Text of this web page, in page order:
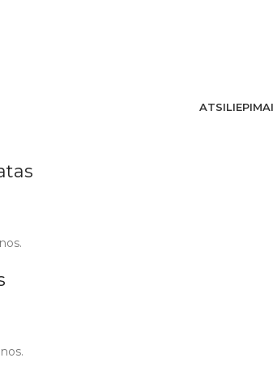
ATSILIEPIMAI